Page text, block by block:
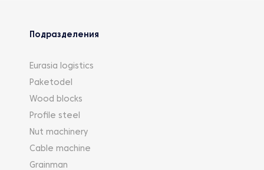
Подразделения
Eurasia logistics
Paketodel
Wood blocks
Profile steel
Nut machinery
Cable machine
Grainman